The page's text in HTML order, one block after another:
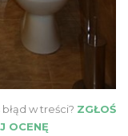
błąd w treści? ZGŁOŚ
OCENĘ